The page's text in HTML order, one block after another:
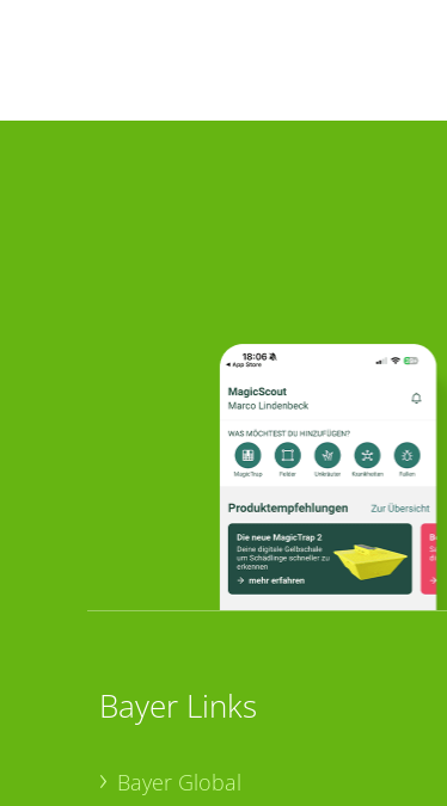
Bayer Links
Bayer Global